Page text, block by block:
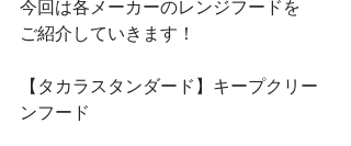
今回は各メーカーのレンジフードを
ご紹介していきます！
【タカラスタンダード】キープクリー
ンフード